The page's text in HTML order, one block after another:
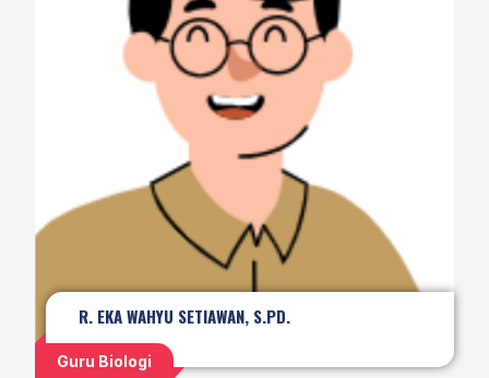
R. EKA WAHYU SETIAWAN, S.PD.
Guru Biologi